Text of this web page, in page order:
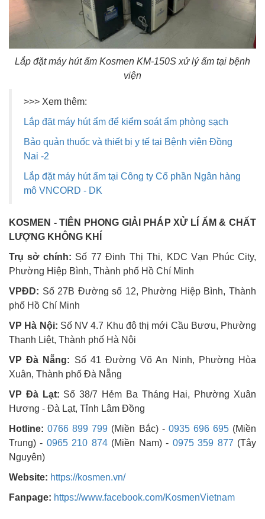
Lắp đặt máy hút ẩm Kosmen KM-150S xử lý ẩm tại bệnh
viện
>>> Xem thêm:
Lắp đặt máy hút ẩm để kiểm soát ẩm phòng sạch
Bảo quản thuốc và thiết bị y tế tại Bệnh viện Đồng
Nai -2
Lắp đặt máy hút ẩm tại Công ty Cổ phần Ngân hàng
mô VNCORD - DK
KOSMEN - TIÊN PHONG GIẢI PHÁP XỬ LÍ ẨM & CHẤT
LƯỢNG KHÔNG KHÍ
Trụ sở chính: Số 77 Đinh Thị Thi, KDC Vạn Phúc City,
Phường Hiệp Bình, Thành phố Hồ Chí Minh
VPĐD: Số 27B Đường số 12, Phường Hiệp Bình, Thành
phố Hồ Chí Minh
VP Hà Nội: Số NV 4.7 Khu đô thị mới Cầu Bươu, Phường
Thanh Liệt, Thành phố Hà Nội
VP Đà Nẵng: Số 41 Đường Võ An Ninh, Phường Hòa
Xuân, Thành phố Đà Nẵng
VP Đà Lạt: Số 38/7 Hẻm Ba Tháng Hai, Phường Xuân
Hương - Đà Lạt, Tỉnh Lâm Đồng
Hotline:0766 899 799 (Miền Bắc) - 0935 696 695 (Miền
Trung) - 0965 210 874(Miền Nam)- 0975 359 877 (Tây
Nguyên)
Website: https://kosmen.vn/
Fanpage: https://www.facebook.com/KosmenVietnam